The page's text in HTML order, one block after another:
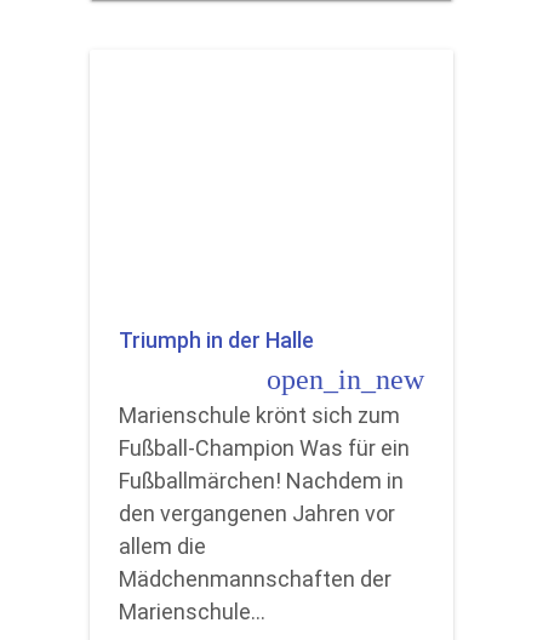
Triumph in der Halle
open_in_new
Marienschule krönt sich zum
Fußball-Champion Was für ein
Fußballmärchen! Nachdem in
den vergangenen Jahren vor
allem die
Mädchenmannschaften der
Marienschule…